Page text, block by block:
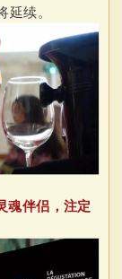
续。
魂伴侣，注定